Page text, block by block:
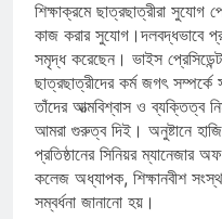
শিক্ষাক্রমে ছাত্রছাত্রীরা সুযোগ
কাজ করার সুযোগ।দলবদ্ধভাবে
সমৃদ্ধ করেছেন। ভাইস প্রেসিডেন্ট
ছাত্রছাত্রীদের কর্ম জগৎ
তাঁদের আত্মবিশ্বাস ও ব্যক্তিত্ব
আমরা গুরুত্ব দিই। অনুষ্টানে
প্রতিষ্ঠানের সিনিয়র ম্যানেজার
কলেজ অধ্যাপক, শিক্ষানবীশ
সম্বর্ধনা জানানো হয়।